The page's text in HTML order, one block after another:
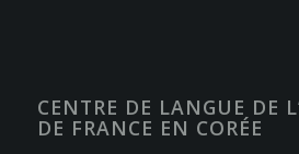
CENTRE DE LANGUE DE
DE FRANCE EN CORÉE